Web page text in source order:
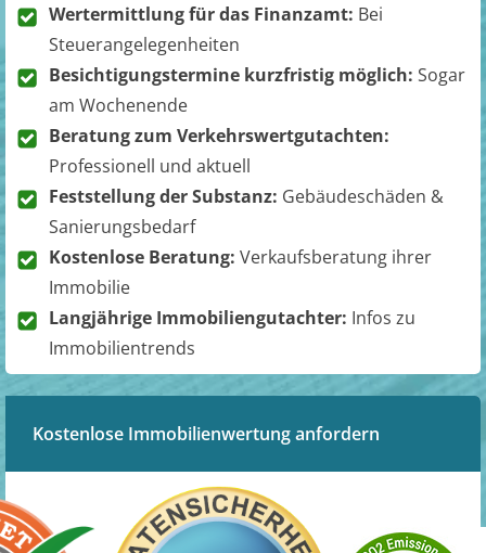
Wertermittlung für das Finanzamt: Bei
Steuerangelegenheiten
Besichtigungstermine kurzfristig möglich: Sogar
am Wochenende
Beratung zum Verkehrswertgutachten:
Professionell und aktuell
Feststellung der Substanz: Gebäudeschäden &
Sanierungsbedarf
Kostenlose Beratung: Verkaufsberatung ihrer
Immobilie
Langjährige Immobiliengutachter: Infos zu
Immobilientrends
Kostenlose Immobilienwertung anfordern